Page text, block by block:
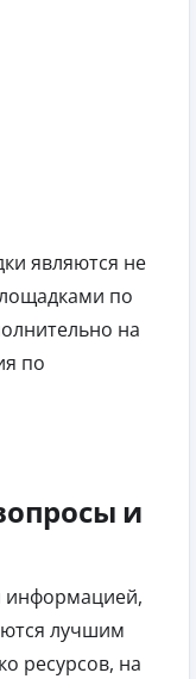
являются не
по
на
по
и
информацией,
лучшим
ресурсов, на